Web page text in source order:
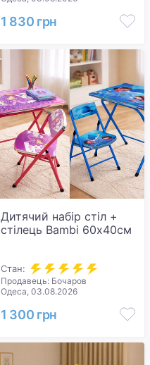
1 830 грн
Дитячий набір стіл +
стілець Bambi 60х40см
Стан:
Продавець: Бочаров
Одеса, 03.08.2026
1 300 грн